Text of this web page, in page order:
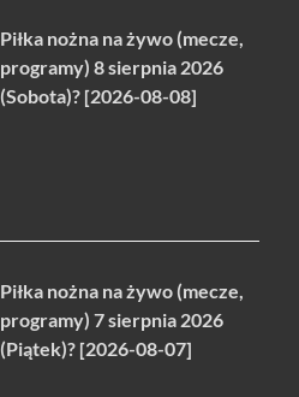
Piłka nożna na żywo (mecze,
programy) 8 sierpnia 2026
(Sobota)? [2026-08-08]
Piłka nożna na żywo (mecze,
programy) 7 sierpnia 2026
(Piątek)? [2026-08-07]